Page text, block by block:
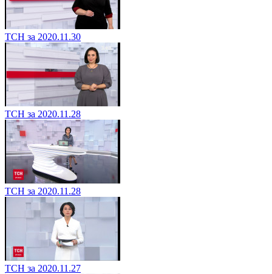
ТСН за 2020.11.30
ТСН за 2020.11.28
ТСН за 2020.11.28
ТСН за 2020.11.27